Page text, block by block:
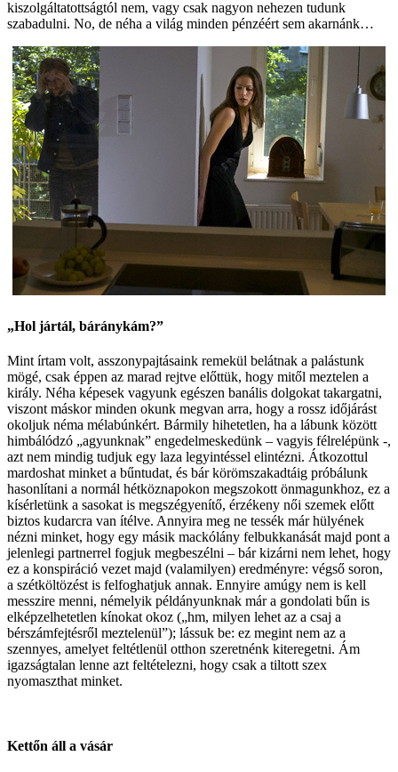
kiszolgáltatottságtól nem, vagy csak nagyon nehezen tudunk
szabadulni. No, de néha a világ minden pénzéért sem akarnánk…
„Hol jártál, báránykám?”
Mint írtam volt, asszonypajtásaink remekül belátnak a palástunk
mögé, csak éppen az marad rejtve előttük, hogy mitől meztelen a
király. Néha képesek vagyunk egészen banális dolgokat takargatni,
viszont máskor minden okunk megvan arra, hogy a rossz időjárást
okoljuk néma mélabúnkért. Bármily hihetetlen, ha a lábunk között
himbálódzó „agyunknak” engedelmeskedünk – vagyis félrelépünk -,
azt nem mindig tudjuk egy laza legyintéssel elintézni. Átkozottul
mardoshat minket a bűntudat, és bár körömszakadtáig próbálunk
hasonlítani a normál hétköznapokon megszokott önmagunkhoz, ez a
kísérletünk a sasokat is megszégyenítő, érzékeny női szemek előtt
biztos kudarcra van ítélve. Annyira meg ne tessék már hülyének
nézni minket, hogy egy másik mackólány felbukkanását majd pont a
jelenlegi partnerrel fogjuk megbeszélni – bár kizárni nem lehet, hogy
ez a konspiráció vezet majd (valamilyen) eredményre: végső soron,
a szétköltözést is felfoghatjuk annak. Ennyire amúgy nem is kell
messzire menni, némelyik példányunknak már a gondolati bűn is
elképzelhetetlen kínokat okoz („hm, milyen lehet az a csaj a
bérszámfejtésről meztelenül”); lássuk be: ez megint nem az a
szennyes, amelyet feltétlenül otthon szeretnénk kiteregetni. Ám
igazságtalan lenne azt feltételezni, hogy csak a tiltott szex
nyomaszthat minket.
Kettőn áll a vásár